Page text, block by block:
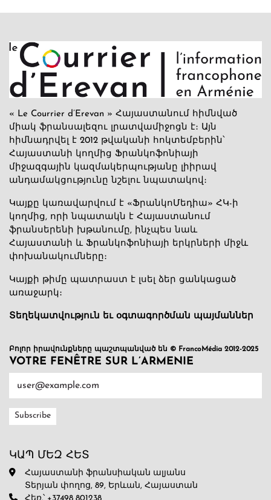
« Le Courrier d’Erevan » Հայաստանում հիմնված
միակ ֆրանսալեզու լրատվամիջոցն է։ Այն
հիմնադրվել է 2012 թվականի հոկտեմբերին՝
Հայաստանի կողմից Ֆրանկոֆոնիայի
միջազգային կազմակերպությանը լիիրավ
անդամակցությունը նշելու նպատակով։
Կայքը կառավարվում է «ՖրանկոՄեդիա» ՀԿ-ի
կողմից, որի նպատակն է Հայաստանում
ֆրանսերենի խթանումը, ինչպես նաև
Հայաստանի և Ֆրանկոֆոնիայի երկրների միջև
փոխանակումները։
Կայքի թիմը պատրաստ է լսել ձեր ցանկացած
առաջարկ։
Տեղեկատվություն եւ օգտագործման պայմաններ
Բոլոր իրավունքները պաշտպանված են © FrancoMédia 2012-2025
VOTRE FENÊTRE SUR L’ARMENIE
ԿԱՊ ՄԵԶ ՀԵՏ
Հայաստանի ֆրանսիական ալյանս
Տերյան փողոց, 89, Երևան, Հայաստան